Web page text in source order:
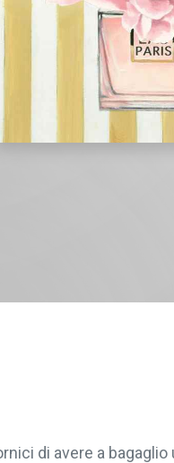
di avere a bagaglio